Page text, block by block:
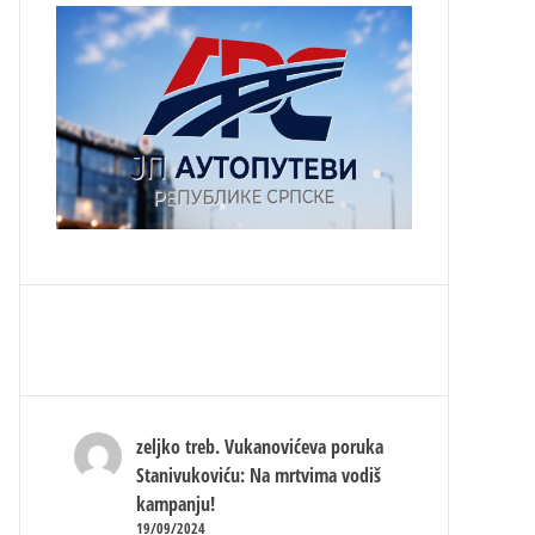
zeljko treb. Vukanovićeva poruka
Stanivukoviću: Na mrtvima vodiš
kampanju!
19/09/2024